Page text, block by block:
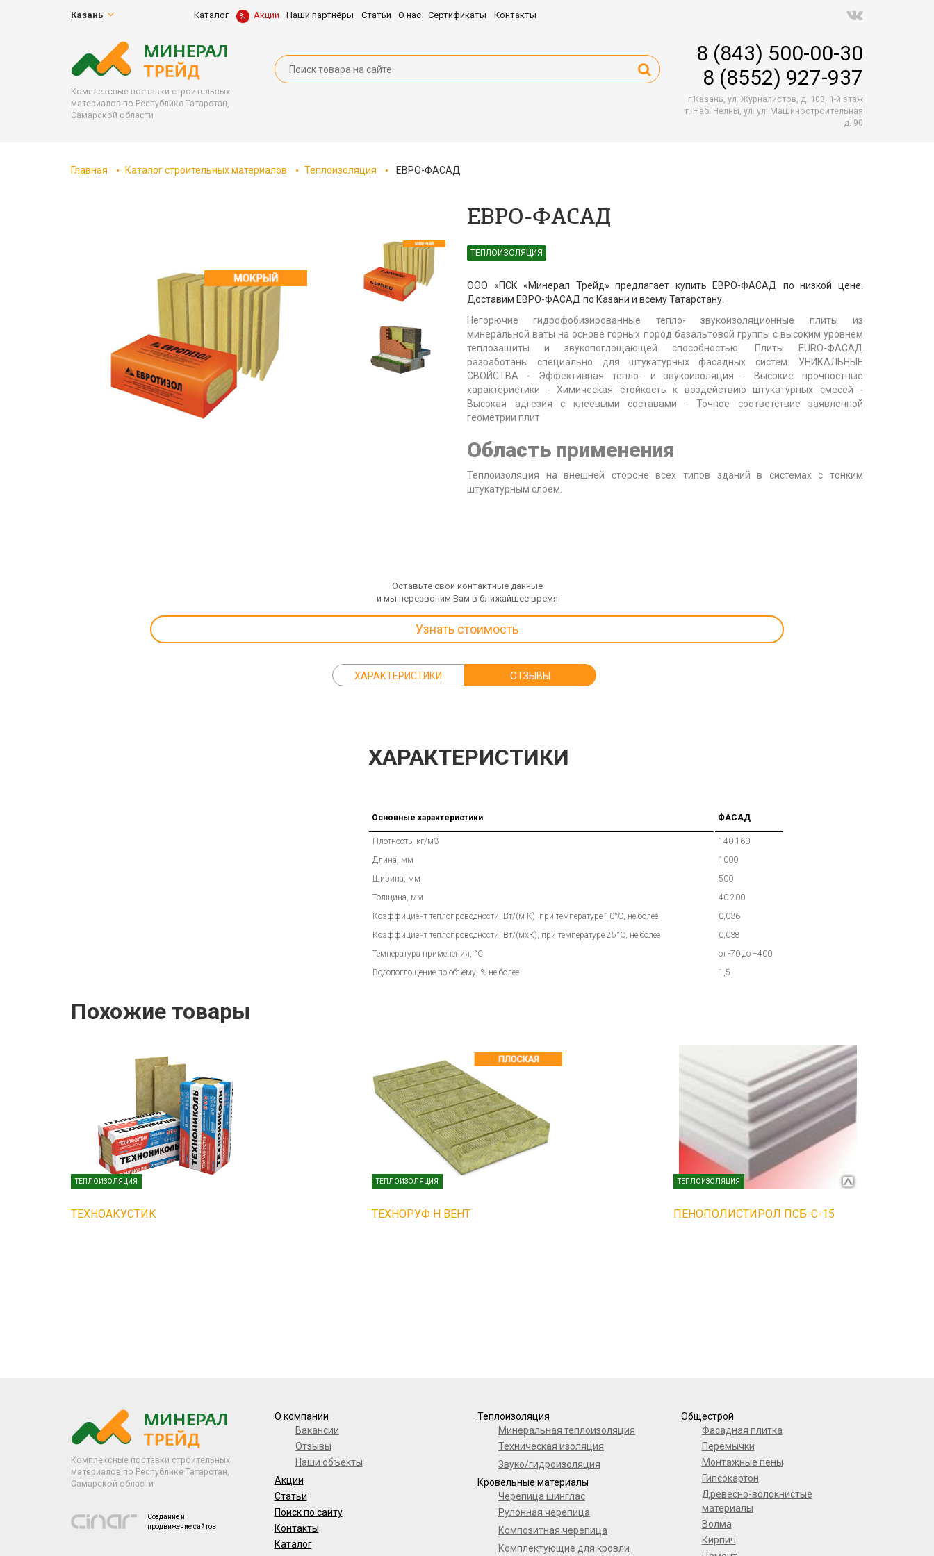
Казань Каталог Акции Наши партнёры Статьи О нас Сертификаты Контакты
Комплексные поставки строительных
материалов по Республике Татарстан,
Самарской области
8 (843) 500-00-30
8 (8552) 927-937
г.Казань, ул. Журналистов, д. 103, 1-й этаж
г. Наб. Челны, ул. ул. Машиностроительная
д. 90
Главная Каталог строительных материалов Теплоизоляция ЕВРО-ФАСАД
ЕВРО-ФАСАД
ТЕПЛОИЗОЛЯЦИЯ
ООО «ПСК «Минерал Трейд» предлагает купить ЕВРО-ФАСАД по низкой цене.
Доставим ЕВРО-ФАСАД по Казани и всему Татарстану.
Негорючие гидрофобизированные тепло- звукоизоляционные плиты из
минеральной ваты на основе горных пород базальтовой группы с высоким уровнем
теплозащиты и звукопоглощающей способностью. Плиты EURO-ФАСАД
разработаны специально для штукатурных фасадных систем. УНИКАЛЬНЫЕ
СВОЙСТВА - Эффективная тепло- и звукоизоляция - Высокие прочностные
характеристики - Химическая стойкость к воздействию штукатурных смесей -
Высокая адгезия с клеевыми составами - Точное соответствие заявленной
геометрии плит
Область применения
Теплоизоляция на внешней стороне всех типов зданий в системах с тонким
штукатурным слоем.
Оставьте свои контактные данные
и мы перезвоним Вам в ближайшее время
Узнать стоимость
ХАРАКТЕРИСТИКИ ОТЗЫВЫ
ХАРАКТЕРИСТИКИ
Основные характеристики ФАСАД
Плотность, кг/м3
140-160
Длина, мм
1000
Ширина, мм
500
Толщина, мм
40-200
Коэффициент теплопроводности, Вт/(м К), при температуре 10°С, не более
0,036
Коэффициент теплопроводности, Вт/(мхК), при температуре 25°С, не более
0,038
Температура применения, °C
от -70 до +400
Водопоглощение по объёму, % не более
1,5
Похожие товары
ТЕПЛОИЗОЛЯЦИЯ
ТЕХНОАКУСТИК
ТЕПЛОИЗОЛЯЦИЯ
ТЕХНОРУФ Н ВЕНТ
ТЕПЛОИЗОЛЯЦИЯ
ПЕНОПОЛИСТИРОЛ ПСБ-С-15
Комплексные поставки строительных
материалов по Республике Татарстан,
Самарской области
Создание и
продвижение сайтов
О компании
Вакансии
Отзывы
Наши объекты
Акции
Статьи
Поиск по сайту
Контакты
Каталог
Теплоизоляция
Минеральная теплоизоляция
Техническая изоляция
Звуко/гидроизоляция
Кровельные материалы
Черепица шинглас
Рулонная черепица
Композитная черепица
Комплектующие для кровли
Общестрой
Фасадная плитка
Перемычки
Монтажные пены
Гипсокартон
Древесно-волокнистые
материалы
Волма
Кирпич